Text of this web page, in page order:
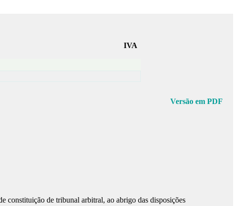
IVA
Versão em PDF
constituição de tribunal arbitral, ao abrigo das disposições